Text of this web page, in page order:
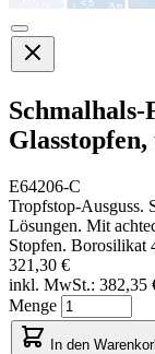
Schmalhals-
E64206-C
Tropfstop-Ausguss.
Lösungen. Mit
Stopfen. Borosilikat
321,30 €
inkl. MwSt.: 382,35
Menge
In den